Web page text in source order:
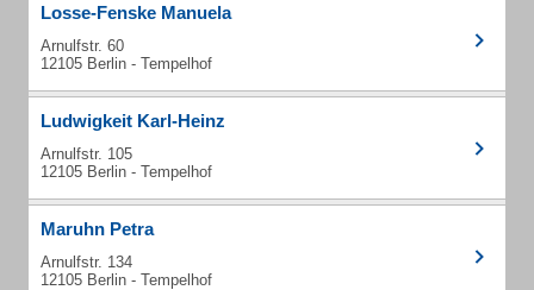
Losse-Fenske Manuela
Arnulfstr. 60
12105 Berlin - Tempelhof
Ludwigkeit Karl-Heinz
Arnulfstr. 105
12105 Berlin - Tempelhof
Maruhn Petra
Arnulfstr. 134
12105 Berlin - Tempelhof